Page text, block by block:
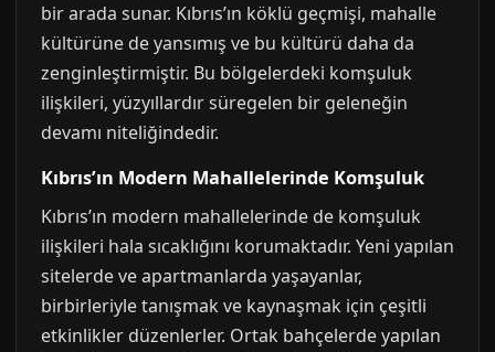
bir arada sunar. Kıbrıs’ın köklü geçmişi, mahalle
kültürüne de yansımış ve bu kültürü daha da
zenginleştirmiştir. Bu bölgelerdeki komşuluk
ilişkileri, yüzyıllardır süregelen bir geleneğin
devamı niteliğindedir.
Kıbrıs’ın Modern Mahallelerinde Komşuluk
Kıbrıs’ın modern mahallelerinde de komşuluk
ilişkileri hala sıcaklığını korumaktadır. Yeni yapılan
sitelerde ve apartmanlarda yaşayanlar,
birbirleriyle tanışmak ve kaynaşmak için çeşitli
etkinlikler düzenlerler. Ortak bahçelerde yapılan